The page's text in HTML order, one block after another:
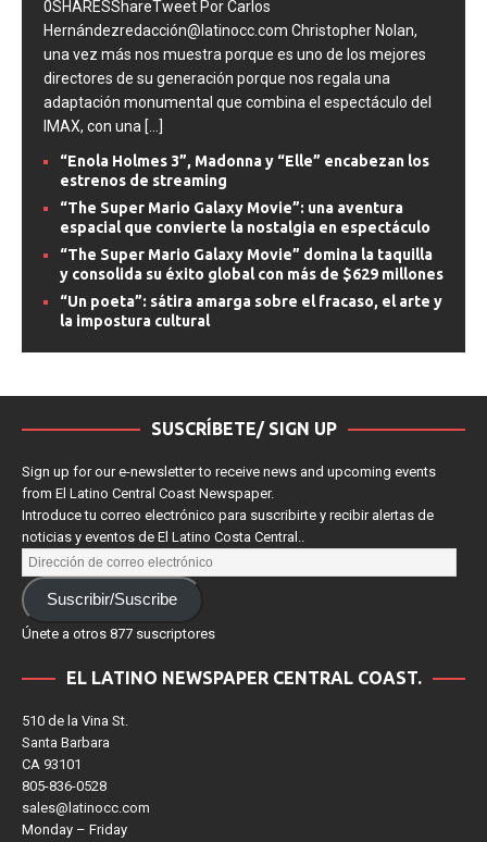
0SHARESShareTweet Por Carlos
Hernándezredacción@latinocc.com Christopher Nolan,
una vez más nos muestra porque es uno de los mejores
directores de su generación porque nos regala una
adaptación monumental que combina el espectáculo del
IMAX, con una [...]
“Enola Holmes 3”, Madonna y “Elle” encabezan los
estrenos de streaming
“The Super Mario Galaxy Movie”: una aventura
espacial que convierte la nostalgia en espectáculo
“The Super Mario Galaxy Movie” domina la taquilla
y consolida su éxito global con más de $629 millones
“Un poeta”: sátira amarga sobre el fracaso, el arte y
la impostura cultural
SUSCRÍBETE/ SIGN UP
Sign up for our e-newsletter to receive news and upcoming events
from El Latino Central Coast Newspaper.
Introduce tu correo electrónico para suscribirte y recibir alertas de
noticias y eventos de El Latino Costa Central..
510 de la Vina St.
Santa Barbara
CA 93101
805-836-0528
sales@latinocc.com